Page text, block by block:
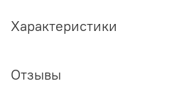
Характеристики
Отзывы